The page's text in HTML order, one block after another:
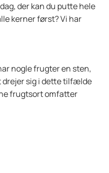
der kan du putte hele
kerner først? Vi har
nogle frugter en sten,
drejer sig i dette tilfælde
frugtsort omfatter